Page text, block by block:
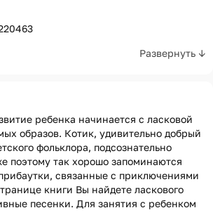
Развернуть ↓
ребенка начинается с ласковой
образов. Котик, удивительно добрый
фольклора, подсознательно
поэтому так хорошо запоминаются
связанные с приключениями
книги Вы найдете ласкового
песенки. Для занятия с ребенком